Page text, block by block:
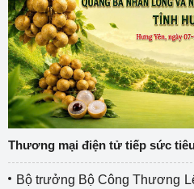
Thương mại điện tử tiếp sức
Bộ trưởng Bộ Công Thương